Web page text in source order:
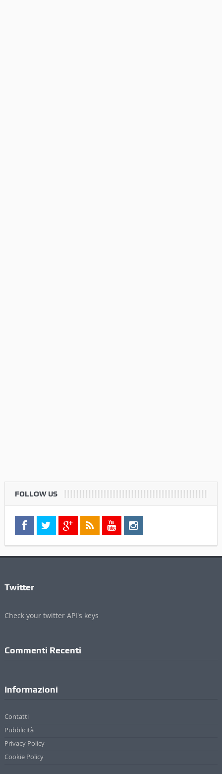
FOLLOW US
Twitter
Check your twitter API's keys
Commenti Recenti
Informazioni
Contatti
Pubblicità
Privacy Policy
Cookie Policy